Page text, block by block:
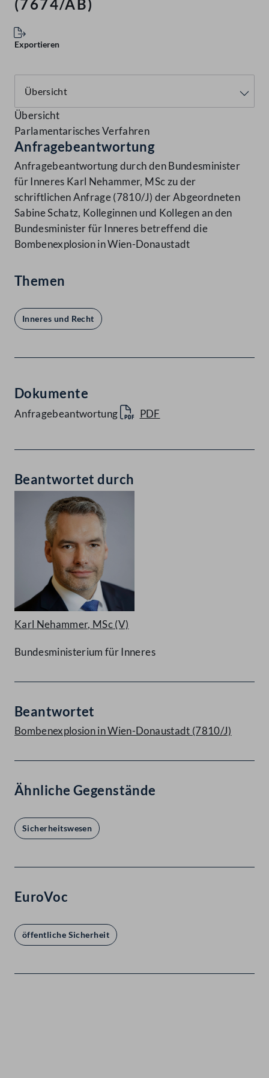
(7674/AB)
Exportieren
Übersicht
Parlamentarisches Verfahren
Anfragebeantwortung
Anfragebeantwortung durch den Bundesminister
für Inneres Karl Nehammer, MSc zu der
schriftlichen Anfrage (7810/J) der Abgeordneten
Sabine Schatz, Kolleginnen und Kollegen an den
Bundesminister für Inneres betreffend die
Bombenexplosion in Wien-Donaustadt
Themen
Inneres und Recht
Dokumente
Anfragebeantwortung PDF
Beantwortet durch
Karl Nehammer, MSc(V)
Bundesministerium für Inneres
Beantwortet
Bombenexplosion in Wien-Donaustadt (7810/J)
Ähnliche Gegenstände
Sicherheitswesen
EuroVoc
öffentliche Sicherheit